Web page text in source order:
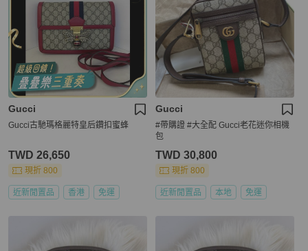
Gucci
Gucci古馳瑪格麗特皇后鑽扣蜜蜂
TWD 26,650
現折 800
近新閒置品 香港 免運
Gucci
#帶購證 #大全配 Gucci老花迷你相機
包
TWD 30,800
現折 800
近新閒置品 本地 免運